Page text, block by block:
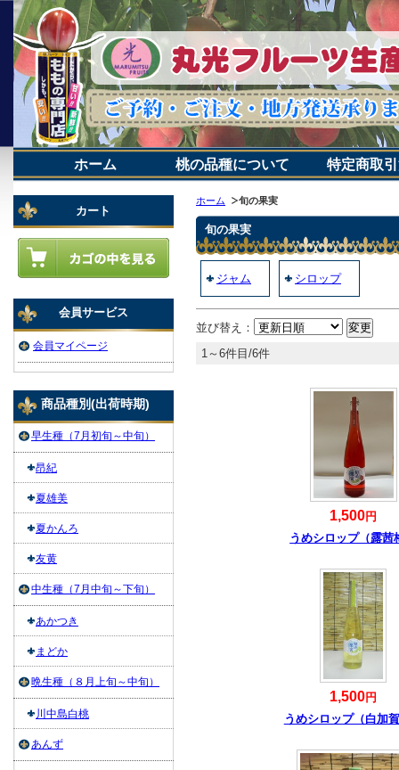
ホーム 桃の品種について 特定商取
ホーム 旬の果実
旬の果実
ジャム シロップ
並び替え：
1～6件目/6件
1,500円
うめシロップ（露茜
1,500円
うめシロップ（白加
カート
会員サービス
会員マイページ
商品種別(出荷時期)
早生種（7月初旬～中旬）
昂紀
夏雄美
夏かんろ
友黄
中生種（7月中旬～下旬）
あかつき
まどか
晩生種（８月上旬～中旬）
川中島白桃
あんず